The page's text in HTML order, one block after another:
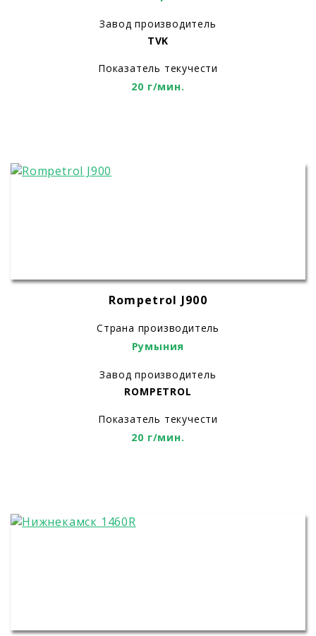
Завод производитель
TVK
Показатель текучести
20 г/мин.
Rompetrol J900
Страна производитель
Румыния
Завод производитель
ROMPETROL
Показатель текучести
20 г/мин.